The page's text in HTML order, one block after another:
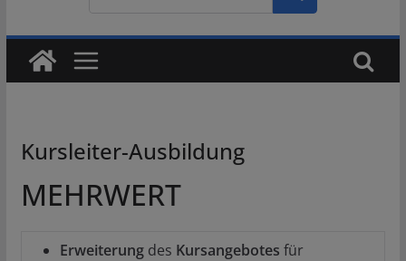
Kursleiter-Ausbildung
MEHRWERT
Erweiterung des Kursangebotes für